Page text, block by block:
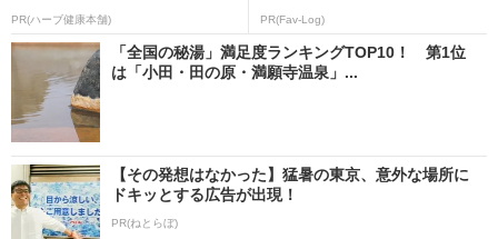
PR(ハーブ健康本舗) PR(Fav-Log)
「全国の秘湯」満足度ランキングTOP10！ 第1位
は「小田・田の原・満願寺温泉」...
【その発想はなかった】猛暑の東京、意外な場所に
ドキッとする広告が出現！
PR(ねとらぼ)